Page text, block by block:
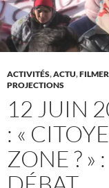
ACTIVITÉS,ACTU,
PROJECTIONS
12 JUIN
: «
ZONE ? »